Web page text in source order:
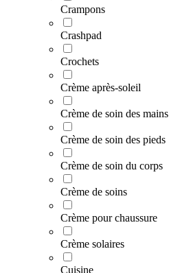
Crampons
Crashpad
Crochets
Crème après-soleil
Crème de soin des mains
Crème de soin des pieds
Crème de soin du corps
Crème de soins
Crème pour chaussure
Crème solaires
Cuisine